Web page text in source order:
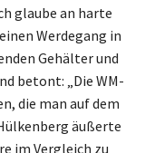
glaube an harte
Werdegang in
Gehälter und
betont: „Die WM-
die man auf dem
äußerte
im Vergleich zu